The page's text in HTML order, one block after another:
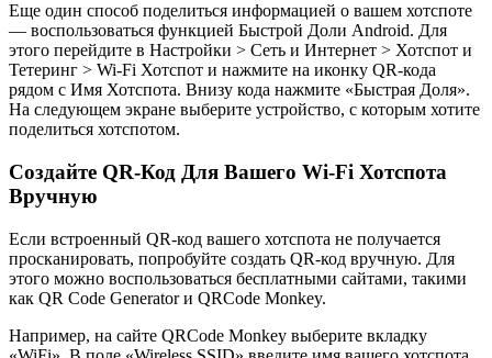
Еще один способ поделиться информацией о вашем хотспоте
— воспользоваться функцией Быстрой Доли Android. Для
этого перейдите в Настройки > Сеть и Интернет > Хотспот и
Тетеринг > Wi-Fi Хотспот и нажмите на иконку QR-кода
рядом с Имя Хотспота. Внизу кода нажмите «Быстрая Доля».
На следующем экране выберите устройство, с которым хотите
поделиться хотспотом.
Создайте QR-Код Для Вашего Wi-Fi Хотспота
Вручную
Если встроенный QR-код вашего хотспота не получается
просканировать, попробуйте создать QR-код вручную. Для
этого можно воспользоваться бесплатными сайтами, такими
как QR Code Generator и QRCode Monkey.
Например, на сайте QRCode Monkey выберите вкладку